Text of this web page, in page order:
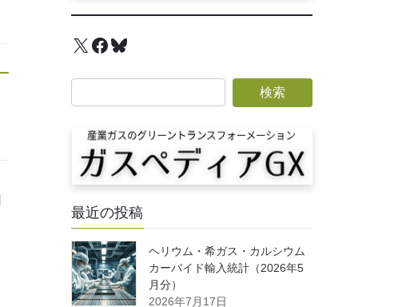
X Facebook
Bluesky
最近の投稿
ヘリウム・希ガス・カルシウム
カーバイド輸入統計（2026年5
月分）
2026年7月17日